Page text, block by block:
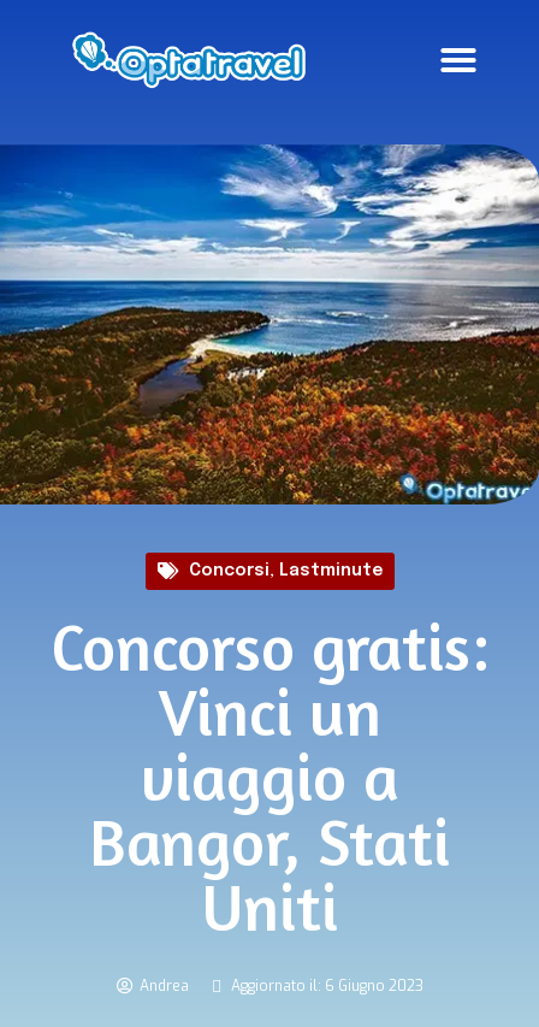
Concorsi, Lastminute
Concorso gratis:
Vinci un
viaggio a
Bangor, Stati
Uniti
Andrea Aggiornato il: 6 Giugno 2023